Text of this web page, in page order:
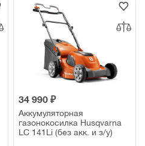
34 990 ₽
Аккумуляторная
газонокосилка Husqvarna
LC 141Li (без акк. и з/у)